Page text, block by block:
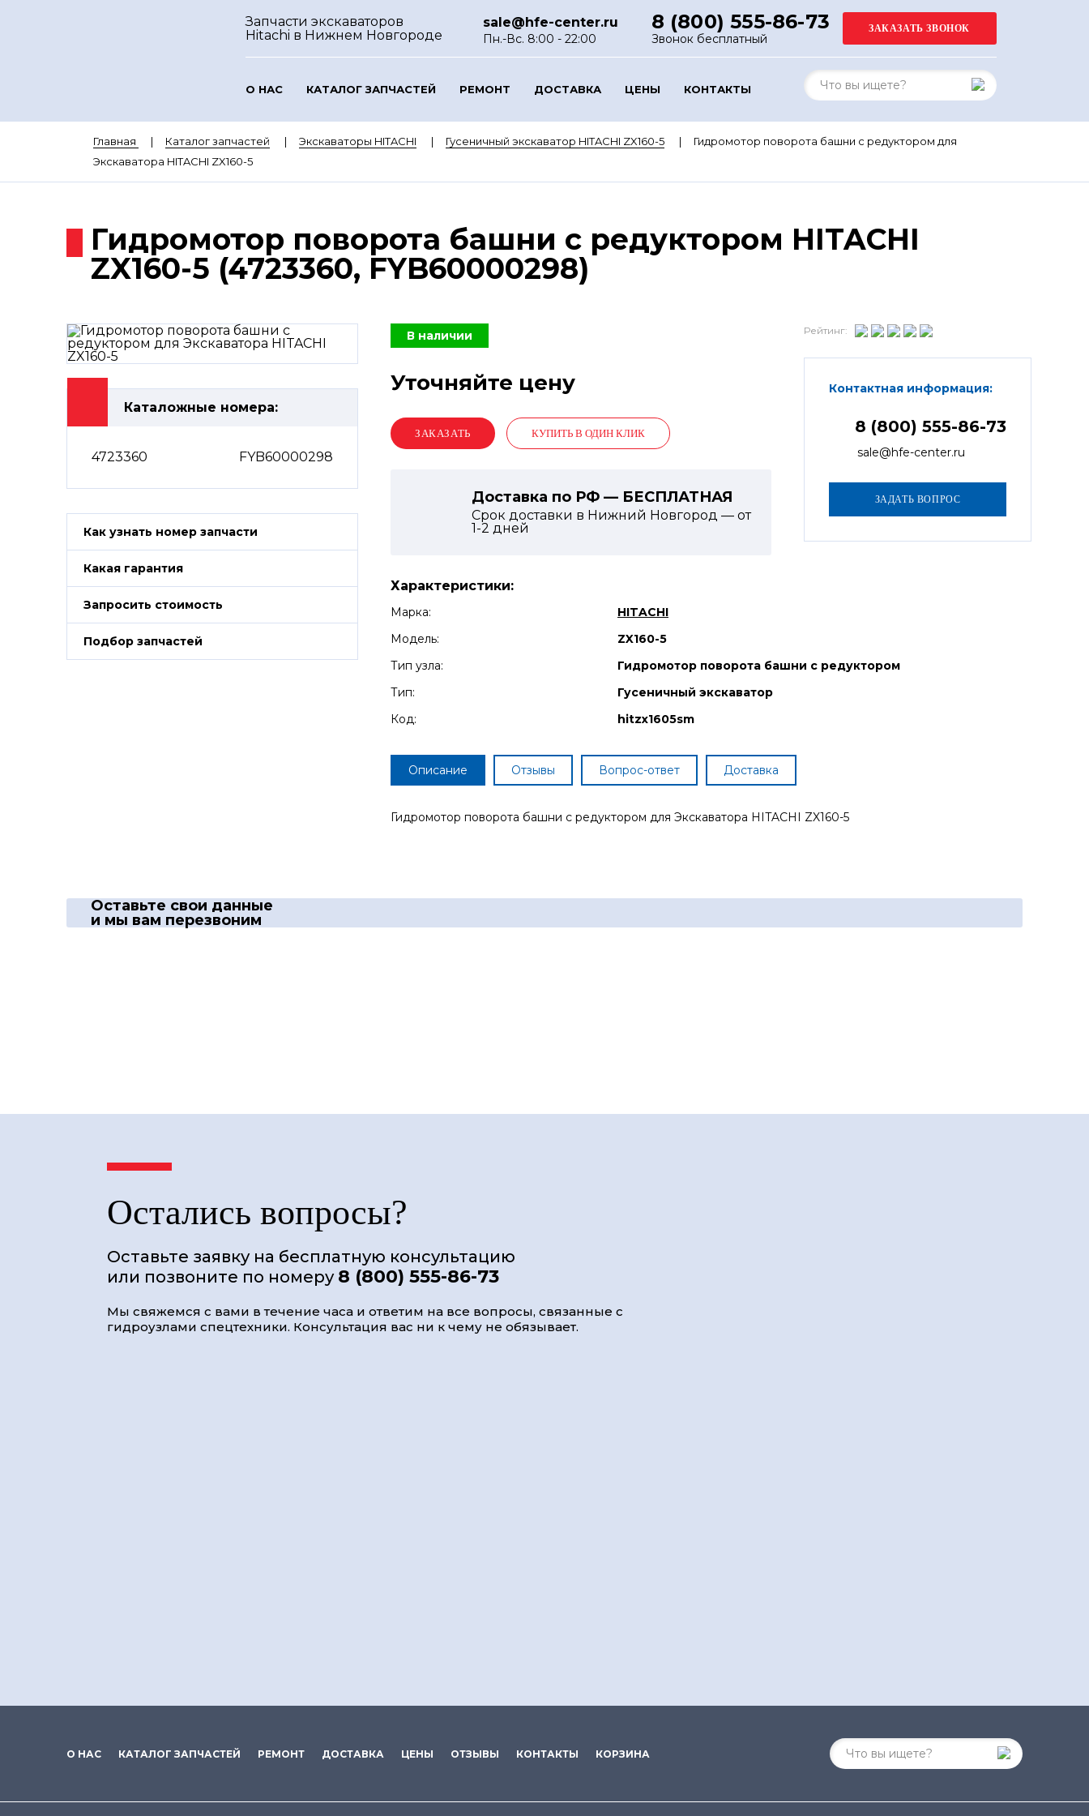
Запчасти экскаваторов
Hitachi в Нижнем Новгороде
sale@hfe-center.ru
Пн.-Вс. 8:00 - 22:00
8 (800) 555-86-73
Звонок бесплатный
О НАС КАТАЛОГ ЗАПЧАСТЕЙ РЕМОНТ ДОСТАВКА ЦЕНЫ КОНТАКТЫ
Главная Каталог запчастей Экскаваторы HITACHI Гусеничный экскаватор HITACHI ZX160-5
Гидромотор поворота башни с редуктором для
Экскаватора HITACHI ZX160-5
Гидромотор поворота башни с редуктором HITACHI
ZX160-5 (4723360, FYB60000298)
Каталожные номера:
4723360 FYB60000298
Как узнать номер запчасти
Какая гарантия
Запросить стоимость
Подбор запчастей
В наличии
Уточняйте цену
КУПИТЬ В ОДИН КЛИК
Доставка по РФ — БЕСПЛАТНАЯ
Срок доставки в Нижний Новгород — от
1-2 дней
Рейтинг:
Контактная информация:
8 (800) 555-86-73
sale@hfe-center.ru
Характеристики:
Марка:
HITACHI
Модель:
ZX160-5
Тип узла:
Гидромотор поворота башни с редуктором
Тип:
Гусеничный экскаватор
Код:
hitzx1605sm
Описание Отзывы Вопрос-ответ Доставка
Гидромотор поворота башни с редуктором для Экскаватора HITACHI ZX160-5
Оставьте свои данные
и мы вам перезвоним
Остались вопросы?
Оставьте заявку на бесплатную консультацию
или позвоните по номеру 8 (800) 555-86-73
Мы свяжемся с вами в течение часа и ответим на все вопросы, связанные с
гидроузлами спецтехники. Консультация вас ни к чему не обязывает.
О НАС КАТАЛОГ ЗАПЧАСТЕЙ РЕМОНТ ДОСТАВКА ЦЕНЫ ОТЗЫВЫ КОНТАКТЫ КОРЗИНА